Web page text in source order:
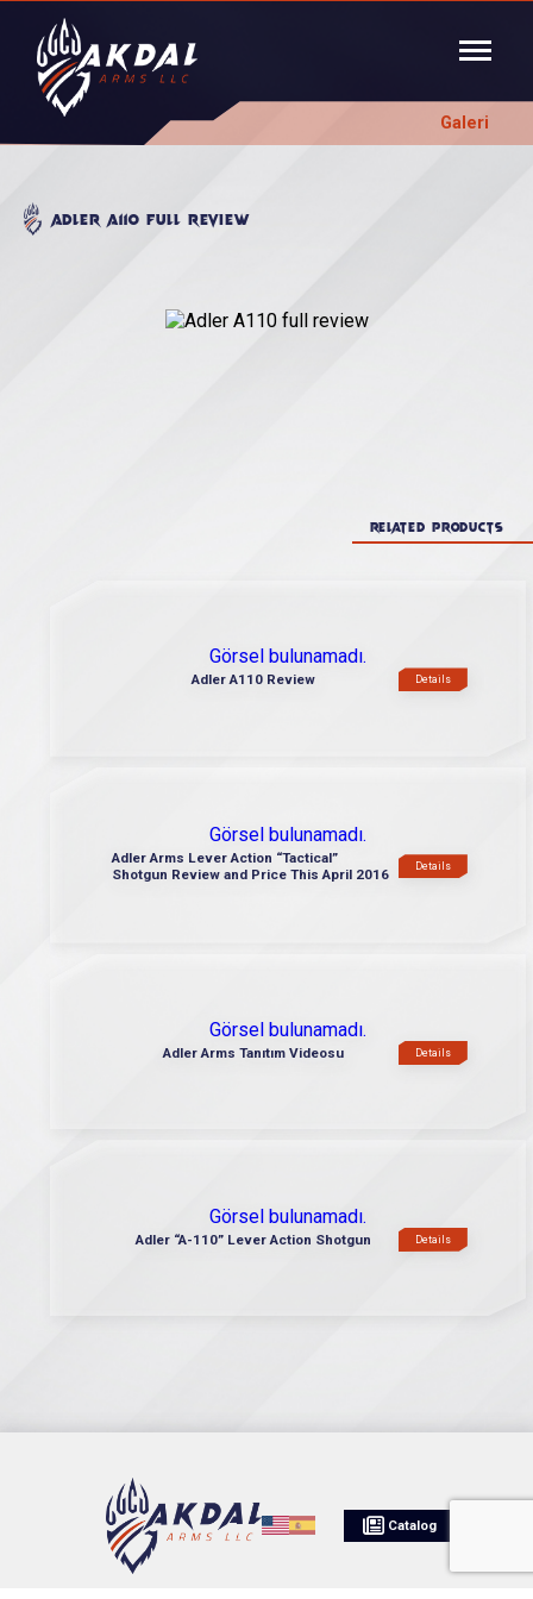
Galeri
Adler A110 full review
RELATED PRODUCTS
Görsel bulunamadı.
Adler A110 Review Details
Görsel bulunamadı.
Adler Arms Lever Action “Tactical”
Shotgun Review and Price This April 2016
Details
Görsel bulunamadı.
Adler Arms Tanıtım Videosu Details
Görsel bulunamadı.
Adler “A-110” Lever Action Shotgun Details
Catalog